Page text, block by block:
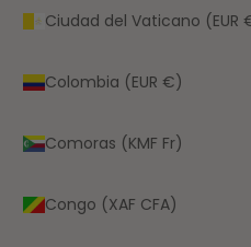
Ciudad del Vaticano (EUR
Colombia (EUR €)
Comoras (KMF Fr)
Congo (XAF CFA)